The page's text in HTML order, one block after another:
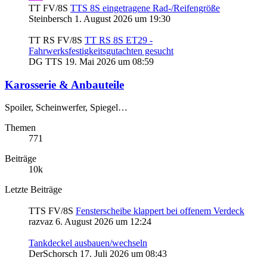
TT FV/8S TTS 8S eingetragene Rad-/Reifengröße
Steinbersch 1. August 2026 um 19:30
TT RS FV/8S TT RS 8S ET29 -
Fahrwerksfestigkeitsgutachten gesucht
DG TTS 19. Mai 2026 um 08:59
Karosserie & Anbauteile
Spoiler, Scheinwerfer, Spiegel…
Themen
771
Beiträge
10k
Letzte Beiträge
TTS FV/8S Fensterscheibe klappert bei offenem Verdeck
razvaz 6. August 2026 um 12:24
Tankdeckel ausbauen/wechseln
DerSchorsch 17. Juli 2026 um 08:43